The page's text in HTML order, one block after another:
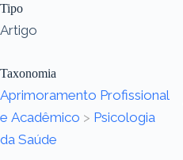
Tipo
Artigo
Taxonomia
Aprimoramento Profissional
e Acadêmico > Psicologia
da Saúde